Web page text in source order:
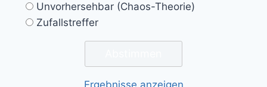
Unvorhersehbar (Chaos-Theorie)
Zufallstreffer